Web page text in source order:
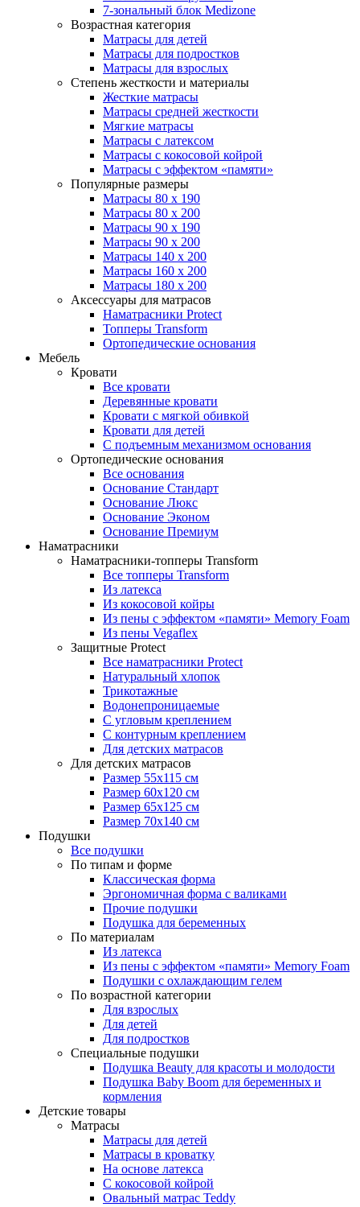
7-зональный блок Medizone
Возрастная категория
Матрасы для детей
Матрасы для подростков
Матрасы для взрослых
Степень жесткости и материалы
Жесткие матрасы
Матрасы средней жесткости
Мягкие матрасы
Матрасы с латексом
Матрасы с кокосовой койрой
Матрасы с эффектом «памяти»
Популярные размеры
Матрасы 80 x 190
Матрасы 80 x 200
Матрасы 90 x 190
Матрасы 90 x 200
Матрасы 140 x 200
Матрасы 160 x 200
Матрасы 180 x 200
Аксессуары для матрасов
Наматрасники Protect
Топперы Transform
Ортопедические основания
Мебель
Кровати
Все кровати
Деревянные кровати
Кровати с мягкой обивкой
Кровати для детей
С подъемным механизмом основания
Ортопедические основания
Все основания
Основание Стандарт
Основание Люкс
Основание Эконом
Основание Премиум
Наматрасники
Наматрасники-топперы Transform
Все топперы Transform
Из латекса
Из кокосовой койры
Из пены с эффектом «памяти» Memory Foam
Из пены Vegaflex
Защитные Protect
Все наматрасники Protect
Натуральный хлопок
Трикотажные
Водонепроницаемые
С угловым креплением
С контурным креплением
Для детских матрасов
Для детских матрасов
Размер 55x115 см
Размер 60x120 см
Размер 65x125 см
Размер 70x140 см
Подушки
Все подушки
По типам и форме
Классическая форма
Эргономичная форма с валиками
Прочие подушки
Подушка для беременных
По материалам
Из латекса
Из пены с эффектом «памяти» Memory Foam
Подушки с охлаждающим гелем
По возрастной категории
Для взрослых
Для детей
Для подростков
Специальные подушки
Подушка Beauty для красоты и молодости
Подушка Baby Boom для беременных и
кормления
Детские товары
Матрасы
Матрасы для детей
Матрасы в кроватку
На основе латекса
С кокосовой койрой
Овальный матрас Teddy